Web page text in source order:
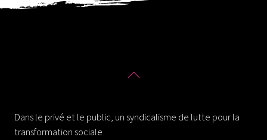
Back
Dans le privé et le public, un syndicalisme de lutte pour la
transformation sociale